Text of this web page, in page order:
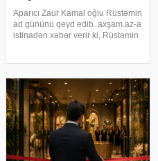
Aparıcı Zaur Kamal oğlu Rüstəmin
ad gününü qeyd edib. axşam.az-a
istinadən xəbər verir ki, Rüstəmin
Daha sonra isə Zaur ailəsi il